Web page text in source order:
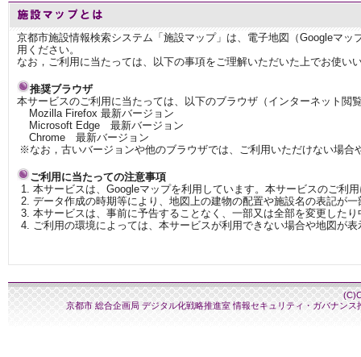
京都市施設情報検索システム「施設マップ」は、電子地図（Googleマ
用ください。
なお，ご利用に当たっては、以下の事項をご理解いただいた上でお使い
推奨ブラウザ
本サービスのご利用に当たっては、以下のブラウザ（インターネット閲
Mozilla Firefox 最新バージョン
Microsoft Edge 最新バージョン
Chrome 最新バージョン
※なお，古いバージョンや他のブラウザでは、ご利用いただけない場合
ご利用に当たっての注意事項
本サービスは、Googleマップを利用しています。本サービスのご利
データ作成の時期等により、地図上の建物の配置や施設名の表記が
本サービスは、事前に予告することなく、一部又は全部を変更した
ご利用の環境によっては、本サービスが利用できない場合や地図が
京都市 総合企画局 デジタル化戦略推進室 情報セキュリティ・ガバナン